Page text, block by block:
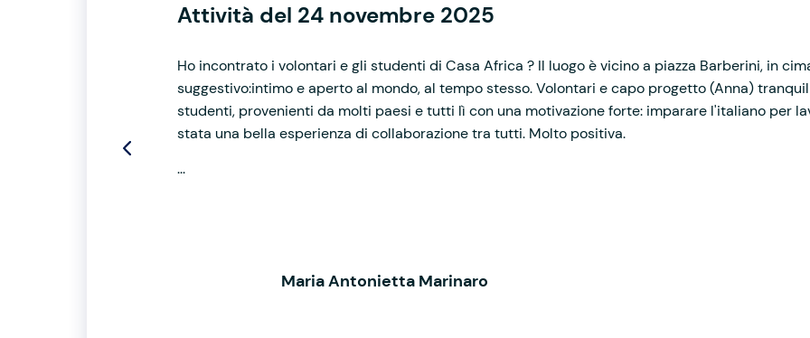
Attività del 24 novembre 2025
Ho incontrato i volontari e gli studenti di Casa Africa ? Il luogo è vicino a piazza Barberini, in
suggestivo:intimo e aperto al mondo, al tempo stesso. Volontari e capo progetto (Anna)
studenti, provenienti da molti paesi e tutti lì con una motivazione forte: imparare l'italiano per
stata una bella esperienza di collaborazione tra tutti. Molto positiva.
...
Maria Antonietta Marinaro